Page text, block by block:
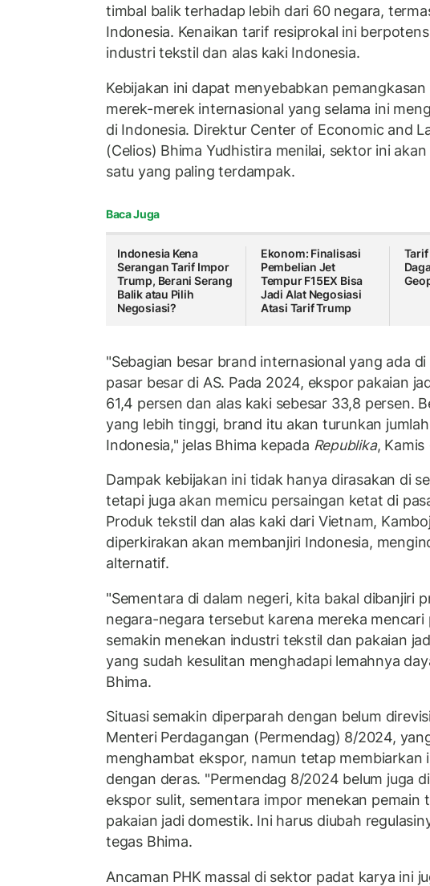
timbal balik terhadap lebih dari 60 negara,
Indonesia. Kenaikan tarif resiprokal ini
industri tekstil dan alas kaki Indonesia.
Kebijakan ini dapat menyebabkan
merek-merek internasional yang selama ini
di Indonesia. Direktur Center of Economic and
(Celios) Bhima Yudhistira menilai, sektor ini
satu yang paling terdampak.
Baca Juga
Indonesia Kena
Serangan Tarif Impor
Trump, Berani Serang
Balik atau Pilih
Negosiasi?
Ekonom: Finalisasi
Pembelian Jet
Tempur F15EX Bisa
Jadi Alat Negosiasi
Atasi Tarif Trump
"Sebagian besar brand internasional yang ada
pasar besar di AS. Pada 2024, ekspor pakaian
61,4 persen dan alas kaki sebesar 33,8 persen.
yang lebih tinggi, brand itu akan turunkan
Indonesia," jelas Bhima kepada Republika,
Dampak kebijakan ini tidak hanya dirasakan di
tetapi juga akan memicu persaingan ketat di
Produk tekstil dan alas kaki dari Vietnam,
diperkirakan akan membanjiri Indonesia,
alternatif.
"Sementara di dalam negeri, kita bakal dibanjiri
negara-negara tersebut karena mereka mencari
semakin menekan industri tekstil dan pakaian
yang sudah kesulitan menghadapi lemahnya
Bhima.
Situasi semakin diperparah dengan belum
Menteri Perdagangan (Permendag) 8/2024,
menghambat ekspor, namun tetap membiarkan
dengan deras. "Permendag 8/2024 belum juga
ekspor sulit, sementara impor menekan pemain
pakaian jadi domestik. Ini harus diubah
tegas Bhima.
Ancaman PHK massal di sektor padat karya ini